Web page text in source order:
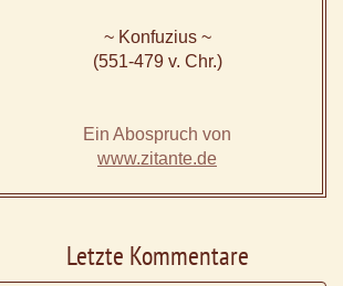
~ Konfuzius ~
(551-479 v. Chr.)
Ein Abospruch von
www.zitante.de
Letzte Kommentare